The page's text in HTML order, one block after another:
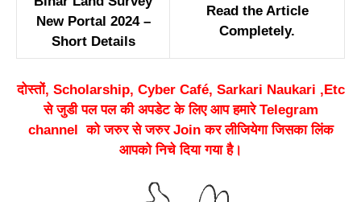
New Portal 2024 –
Short Details
Read the Article
Completely.
दोस्तों, Scholarship, Cyber Café, Sarkari Naukari ,Etc
से जुडी पल पल की अपडेट के लिए आप हमारे Telegram
channel को जरुर से जरुर Join कर लीजियेगा जिसका लिंक
आपको निचे दिया गया है।